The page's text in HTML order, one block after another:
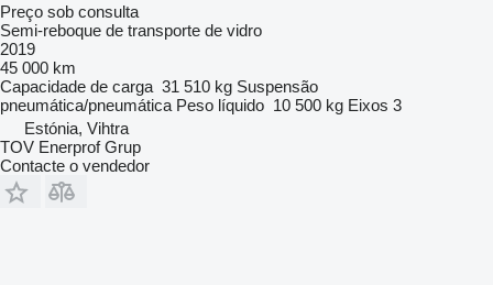
Preço sob consulta
Semi-reboque de transporte de vidro
2019
45 000 km
Capacidade de carga 31 510 kg Suspensão
pneumática/pneumática Peso líquido 10 500 kg Eixos 3
Estónia, Vihtra
TOV Enerprof Grup
Contacte o vendedor